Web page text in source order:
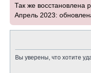
Так же восстановлена
Апрель 2023:
Вы уверены, что хотите